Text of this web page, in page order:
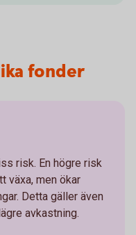
fonder
risk. En högre risk
växa, men ökar
Detta gäller även
avkastning.